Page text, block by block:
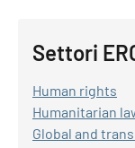
Settori
Human rights
Humanitarian
Global and